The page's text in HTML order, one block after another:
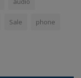
Sale phone